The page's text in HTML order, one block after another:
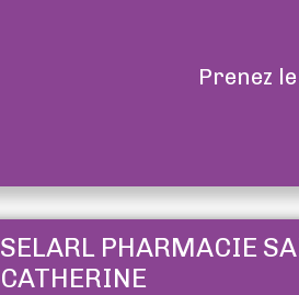
Prenez
SELARL PHARMACIE
CATHERINE